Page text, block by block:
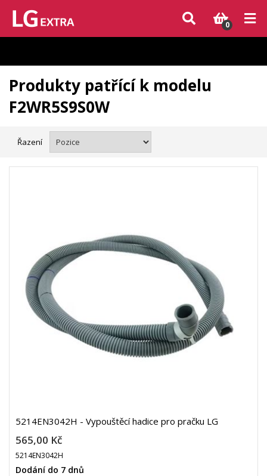
Vzhledem k aktuální situaci se může dodání dílů, které nejsou skladem,
zpozdit. Děkujeme za pochopení.
0
Produkty patřící k modelu
F2WR5S9S0W
Řazení
5214EN3042H - Vypouštěcí hadice pro pračku LG
565,00 Kč
5214EN3042H
Dodání do 7 dnů